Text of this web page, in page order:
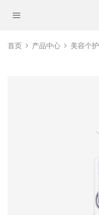
首页 产品中心 美容个护